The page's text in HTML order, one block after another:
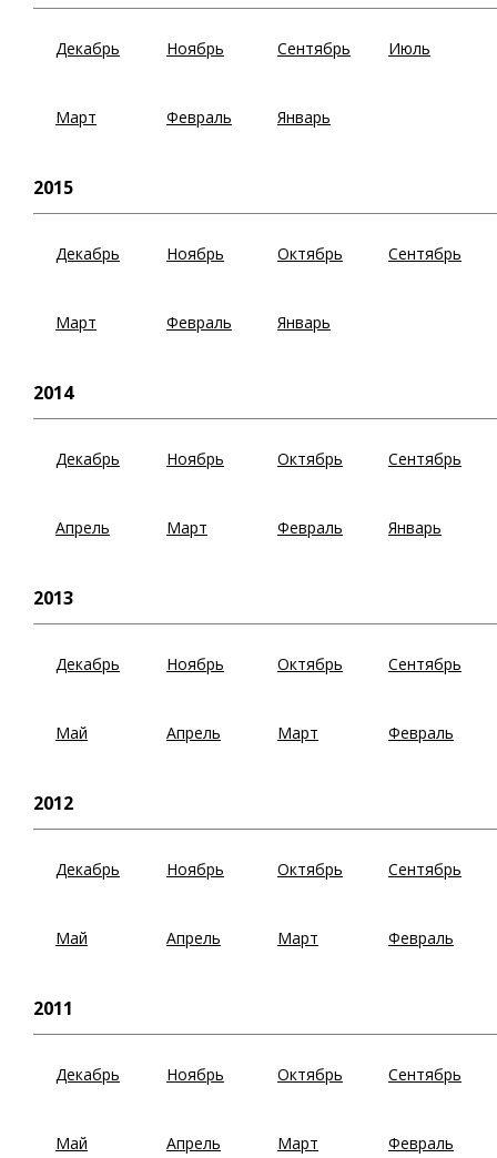
Декабрь Ноябрь Сентябрь Июль
Март Февраль Январь
2015
Декабрь Ноябрь Октябрь Сентябрь
Март Февраль Январь
2014
Декабрь Ноябрь Октябрь Сентябрь
Апрель Март Февраль Январь
2013
Декабрь Ноябрь Октябрь Сентябрь
Май Апрель Март Февраль
2012
Декабрь Ноябрь Октябрь Сентябрь
Май Апрель Март Февраль
2011
Декабрь Ноябрь Октябрь Сентябрь
Май Апрель Март Февраль